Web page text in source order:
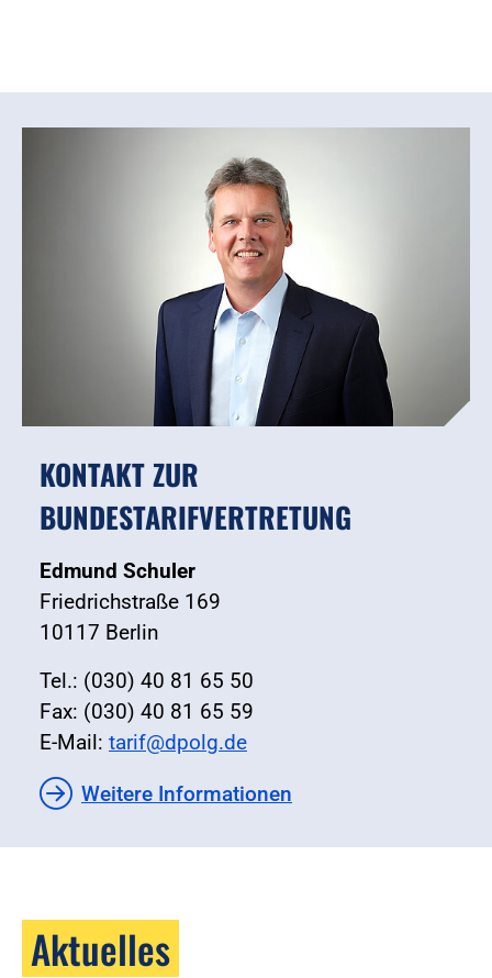
KONTAKT ZUR
BUNDESTARIFVERTRETUNG
Edmund Schuler
Friedrichstraße 169
10117 Berlin
Tel.: (030) 40 81 65 50
Fax: (030) 40 81 65 59
E-Mail: tarif@dpolg.de
Weitere Informationen
Aktuelles